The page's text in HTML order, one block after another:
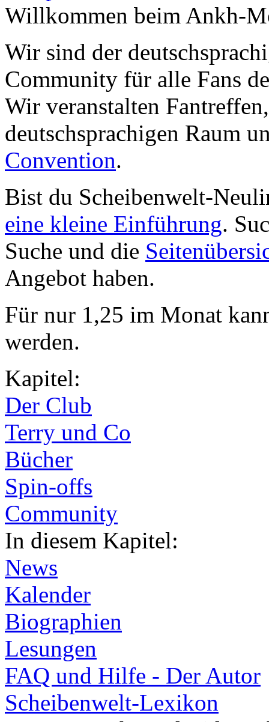
Willkommen beim Ankh-
Wir sind der
Community für alle Fans
Wir veranstalten
deutschsprachigen Raum
Convention.
Bist du Scheibenwelt-
eine kleine Einführung.
Suche und die
Angebot haben.
Für nur 1,25 im Monat
werden.
Kapitel:
Der Club
Terry und Co
Bücher
Spin-offs
Community
In diesem Kapitel:
News
Kalender
Biographien
Lesungen
FAQ und Hilfe - Der Autor
Scheibenwelt-Lexikon